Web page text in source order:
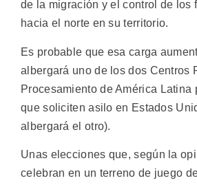
de la migración y el control de los
hacia el norte en su territorio.
Es probable que esa carga
albergará uno de los dos Centros
Procesamiento de América Latina
que soliciten asilo en Estados
albergará el otro).
Unas elecciones que, según la
celebran en un terreno de juego